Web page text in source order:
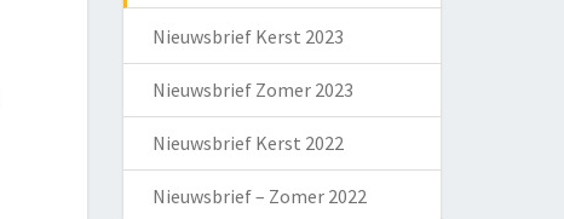
Nieuwsbrief Kerst 2023
Nieuwsbrief Zomer 2023
Nieuwsbrief Kerst 2022
Nieuwsbrief – Zomer 2022